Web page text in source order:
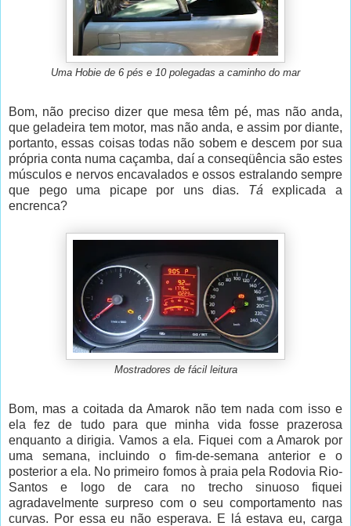
Uma Hobie de 6 pés e 10 polegadas a caminho do mar
Bom, não preciso dizer que mesa têm pé, mas não anda,
que geladeira tem motor, mas não anda, e assim por diante,
portanto, essas coisas todas não sobem e descem por sua
própria conta numa caçamba, daí a conseqüência são estes
músculos e nervos encavalados e ossos estralando sempre
que pego uma picape por uns dias. Táexplicada a
encrenca?
Mostradores de fácil leitura
Bom, mas a coitada da Amarok não tem nada com isso e
ela fez de tudo para que minha vida fosse prazerosa
enquanto a dirigia. Vamos a ela. Fiquei com a Amarok por
uma semana, incluindo o fim-de-semana anterior e o
posterior a ela. No primeiro fomos à praia pela Rodovia Rio-
Santos e logo de cara no trecho sinuoso fiquei
agradavelmente surpreso com o seu comportamento nas
curvas. Por essa eu não esperava. E lá estava eu, carga